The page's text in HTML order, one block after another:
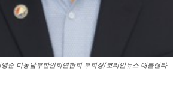
준 미동남부한인회연합회 부회장/코리안뉴스 애틀랜타